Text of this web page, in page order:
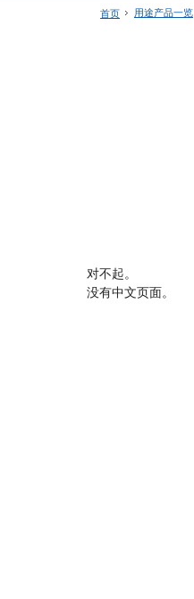
首页 用途产品一览
对不起。
没有中文页面。